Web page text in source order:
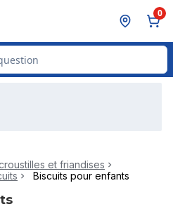
0
et friandises
Biscuits pour enfants